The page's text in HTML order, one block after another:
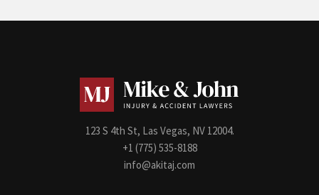
123 S 4th St, Las Vegas, NV 12004.
+1 (775) 535-8188
info@akitaj.com